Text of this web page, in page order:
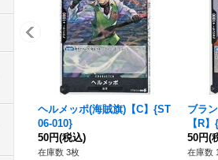
ヘルメッポ(海賊旗)【C】{ST
06-010}
50円(税込)
在庫数 3枚
ブラ
【R
50円(
在庫数